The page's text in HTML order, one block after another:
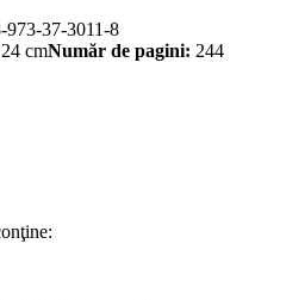
973-37-3011-8
cmNumăr de pagini: 244